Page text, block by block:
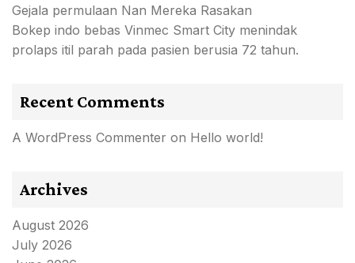
Gejala permulaan Nan Mereka Rasakan
Bokep indo bebas Vinmec Smart City menindak
prolaps itil parah pada pasien berusia 72 tahun.
Recent Comments
A WordPress Commenter on Hello world!
Archives
August 2026
July 2026